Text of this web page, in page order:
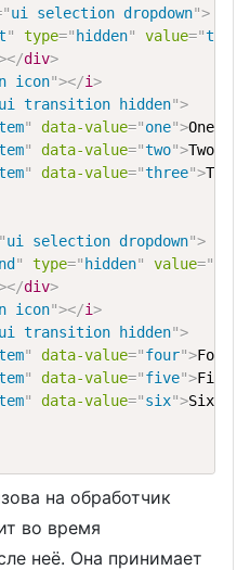
"ui selection dropdown">
" type=" hidden" value="two
</div>
icon"></i>
ui transition hidden">
" data-value="one">One
" data-value="two">Two
" data-value="three">Three
"ui selection dropdown">
" type=" hidden" value="
</div>
icon"></i>
ui transition hidden">
" data-value="four">Four
" data-value="five">Five
" data-value="six">Six
на обработчик
во время
неё. Она принимает